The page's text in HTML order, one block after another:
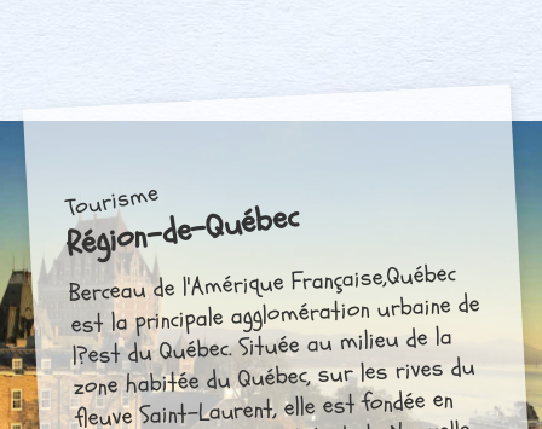
Tourisme
Région-de-Québec
Berceau de l'Amérique Française,Québec
est la principale agglomération urbaine de
l?est du Québec. Située au milieu de la
zone habitée du Québec, sur les rives du
fleuve Saint-Laurent, elle est fondée en